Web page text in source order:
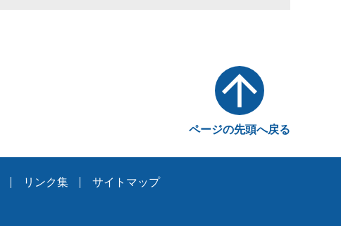
ページの先頭へ戻る
リンク集 サイトマップ